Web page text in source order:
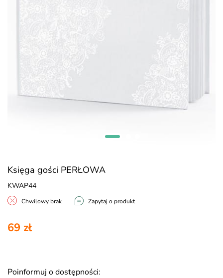
Księga gości PERŁOWA
KWAP44
Chwilowy brak Zapytaj o produkt
69 zł
Poinformuj o dostępności: